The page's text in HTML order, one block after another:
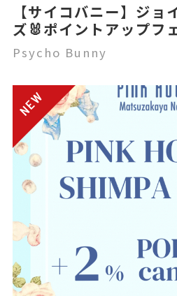
【サイコバニー】ジョ
ズ🐰ポイントアップフ
Psycho Bunny